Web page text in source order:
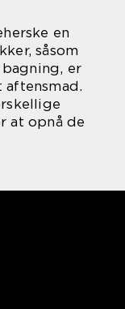
en
såsom
er
at opnå de